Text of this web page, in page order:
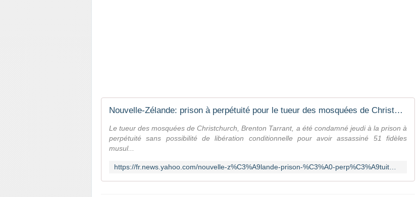
Nouvelle-Zélande: prison à perpétuité pour le tueur des mosquées de Christchurch
Le tueur des mosquées de Christchurch, Brenton Tarrant, a été condamné jeudi à la prison à
perpétuité sans possibilité de libération conditionnelle pour avoir assassiné 51 fidèles
musul...